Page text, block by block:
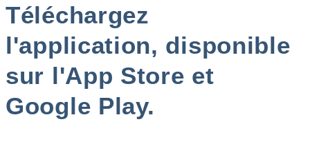
Téléchargez
l'application, disponible
sur l'App Store et
Google Play.